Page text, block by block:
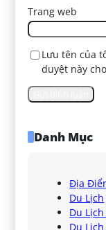
Trang web
Lưu tên của
duyệt này
Danh Mục
Địa
Du Lịch
Du
Du